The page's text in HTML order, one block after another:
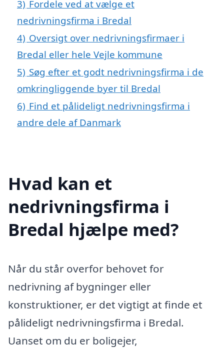
3) Fordele ved at vælge et
nedrivningsfirma i Bredal
4) Oversigt over nedrivningsfirmaer i
Bredal eller hele Vejle kommune
5) Søg efter et godt nedrivningsfirma i de
omkringliggende byer til Bredal
6) Find et pålideligt nedrivningsfirma i
andre dele af Danmark
Hvad kan et
nedrivningsfirma i
Bredal hjælpe med?
Når du står overfor behovet for
nedrivning af bygninger eller
konstruktioner, er det vigtigt at finde et
pålideligt nedrivningsfirma i Bredal.
Uanset om du er boligejer,